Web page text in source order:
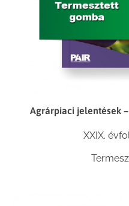
Agrárpiaci jelentések
XXIX.